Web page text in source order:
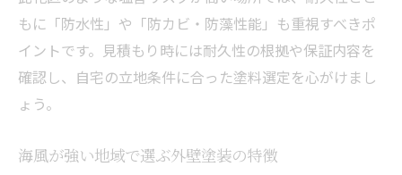
ク
外壁塗装で補助金を効率的に活用するコツ
補助金要件で変わる外壁塗装の工事計画
リスト
もに「防水性」や「防カビ・防藻性能」も重視すべきポ
イントです。見積もり時には耐久性の根拠や保証内容を
確認し、自宅の立地条件に合った塗料選定を心がけまし
ょう。
海風が強い地域で選ぶ外壁塗装の特徴